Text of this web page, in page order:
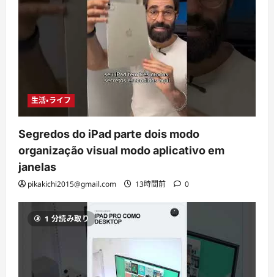
生活・ライフ
Segredos do iPad parte dois modo
organização visual modo aplicativo em
janelas
pikakichi2015@gmail.com 13時間前 0
1 分読み取り